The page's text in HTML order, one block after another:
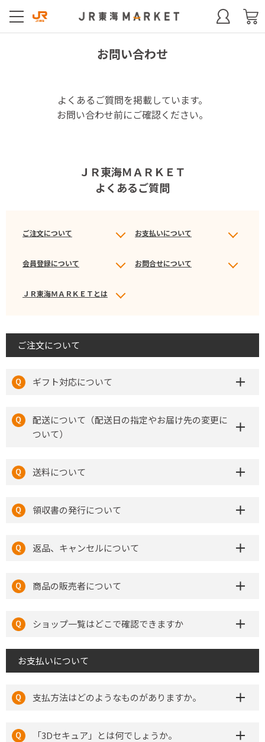
お問い合わせ
よくあるご質問を掲載しています。
お問い合わせ前にご確認ください。
ＪＲ東海ＭＡＲＫＥＴ
よくあるご質問
ご注文について お支払いについて
会員登録について お問合せについて
ＪＲ東海ＭＡＲＫＥＴとは
ご注文について
ギフト対応について
配送について（配送日の指定やお届け先の変更に
ついて）
送料について
領収書の発行について
返品、キャンセルについて
商品の販売者について
ショップ一覧はどこで確認できますか
お支払いについて
支払方法はどのようなものがありますか。
「3Dセキュア」とは何でしょうか。